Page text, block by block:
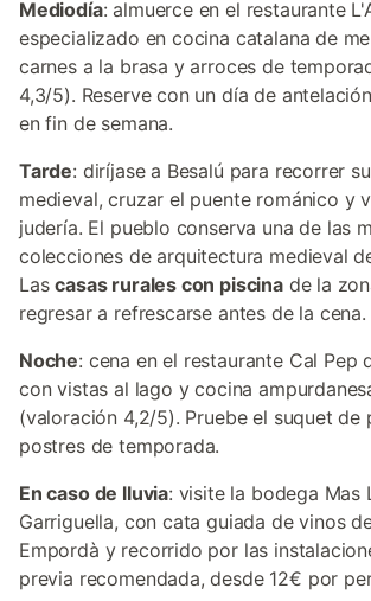
Mediodía: almuerce en el restaurante
especializado en cocina catalana de
carnes a la brasa y arroces de
4,3/5). Reserve con un día de
en fin de semana.
Tarde: diríjase a Besalú para recorrer
medieval, cruzar el puente románico y
judería. El pueblo conserva una de las
colecciones de arquitectura medieval
Lascasas rurales con piscinade la
regresar a refrescarse antes de la cena.
Noche: cena en el restaurante Cal Pep
con vistas al lago y cocina
(valoración 4,2/5). Pruebe el suquet de
postres de temporada.
En caso de lluvia: visite la bodega Mas
Garriguella, con cata guiada de vinos
Empordà y recorrido por las
previa recomendada, desde 12€ por